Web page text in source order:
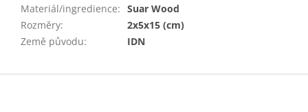
Materiál/ingredience: Suar Wood
Rozměry:
2x5x15 (cm)
Země původu: IDN
Z